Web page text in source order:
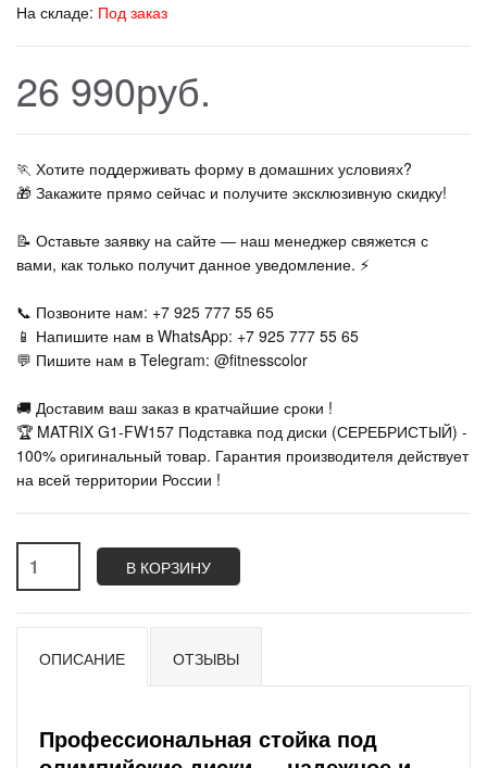
На складе: Под заказ
26 990руб.
🏃‍ Хотите поддерживать форму в домашних условиях?
🎁 Закажите прямо сейчас и получите эксклюзивную скидку!
📝 Оставьте заявку на сайте — наш менеджер свяжется с
вами, как только получит данное уведомление. ⚡
📞 Позвоните нам: +7 925 777 55 65
📱 Напишите нам в WhatsApp: +7 925 777 55 65
💬 Пишите нам в Telegram: @fitnesscolor
🚚 Доставим ваш заказ в кратчайшие сроки !
🏆 MATRIX G1-FW157 Подставка под диски (СЕРЕБРИСТЫЙ) -
100% оригинальный товар. Гарантия производителя действует
на всей территории России !
В КОРЗИНУ
ОПИСАНИЕ ОТЗЫВЫ
Профессиональная стойка под